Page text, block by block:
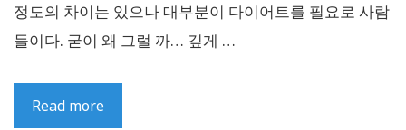
정도의 차이는 있으나 대부분이 다이어트를 필요로 사람
들이다. 굳이 왜 그럴 까… 깊게 …
Read more